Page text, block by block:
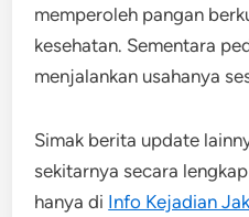
memperoleh pangan
kesehatan. Sementara
menjalankan usahanya
Simak berita update
sekitarnya secara
hanya di Info Kejadian